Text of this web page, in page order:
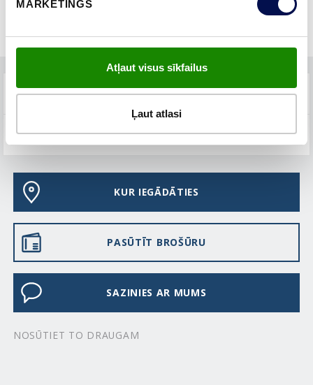
MĀRKETINGS
Atļaut visus sīkfailus
Ļaut atlasi
TEHNISKIE PARAMETRI
BUJ
KUR IEGĀDĀTIES
PASŪTĪT BROŠŪRU
SAZINIES AR MUMS
NOSŪTIET TO DRAUGAM